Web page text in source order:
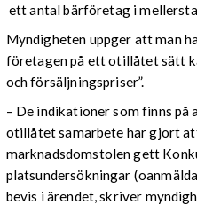
ett antal bärföretag i
Myndigheten uppger att man
företagen på ett otillåtet sätt
och försäljningspriser”.
– De indikationer som finns
otillåtet samarbete har gjort
marknadsdomstolen gett
platsundersökningar
bevis i ärendet, skriver